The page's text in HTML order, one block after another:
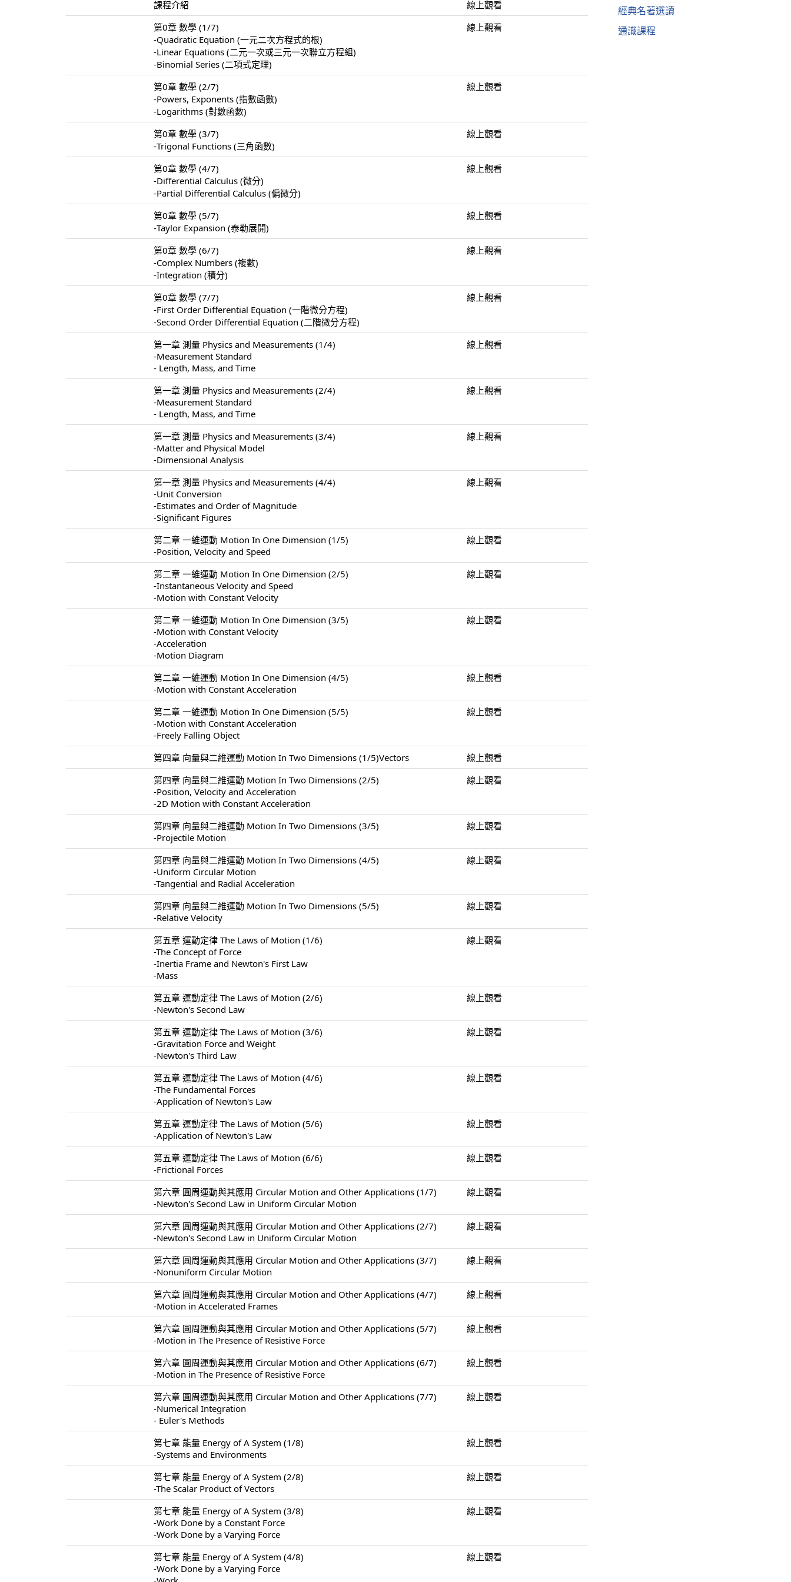
課程介紹
線上觀看
第0章 數學 (1/7)
-Quadratic Equation (一元二次方程式的根)
-Linear Equations (二元一次或三元一次聯立方程組)
-Binomial Series (二項式定理)
線上觀看
第0章 數學 (2/7)
-Powers, Exponents (指數函數)
-Logarithms (對數函數)
線上觀看
第0章 數學 (3/7)
-Trigonal Functions (三角函數)
線上觀看
第0章 數學 (4/7)
-Differential Calculus (微分)
-Partial Differential Calculus (偏微分)
線上觀看
第0章 數學 (5/7)
-Taylor Expansion (泰勒展開)
線上觀看
第0章 數學 (6/7)
-Complex Numbers (複數)
-Integration (積分)
線上觀看
第0章 數學 (7/7)
-First Order Differential Equation (一階微分方程)
-Second Order Differential Equation (二階微分方程)
線上觀看
第一章 測量 Physics and Measurements (1/4)
-Measurement Standard
- Length, Mass, and Time
線上觀看
第一章 測量 Physics and Measurements (2/4)
-Measurement Standard
- Length, Mass, and Time
線上觀看
第一章 測量 Physics and Measurements (3/4)
-Matter and Physical Model
-Dimensional Analysis
線上觀看
第一章 測量 Physics and Measurements (4/4)
-Unit Conversion
-Estimates and Order of Magnitude
-Significant Figures
線上觀看
第二章 一維運動 Motion In One Dimension (1/5)
-Position, Velocity and Speed
線上觀看
第二章 一維運動 Motion In One Dimension (2/5)
-Instantaneous Velocity and Speed
-Motion with Constant Velocity
線上觀看
第二章 一維運動 Motion In One Dimension (3/5)
-Motion with Constant Velocity
-Acceleration
-Motion Diagram
線上觀看
第二章 一維運動 Motion In One Dimension (4/5)
-Motion with Constant Acceleration
線上觀看
第二章 一維運動 Motion In One Dimension (5/5)
-Motion with Constant Acceleration
-Freely Falling Object
線上觀看
第四章 向量與二維運動 Motion In Two Dimensions (1/5)Vectors
線上觀看
第四章 向量與二維運動 Motion In Two Dimensions (2/5)
-Position, Velocity and Acceleration
-2D Motion with Constant Acceleration
線上觀看
第四章 向量與二維運動 Motion In Two Dimensions (3/5)
-Projectile Motion
線上觀看
第四章 向量與二維運動 Motion In Two Dimensions (4/5)
-Uniform Circular Motion
-Tangential and Radial Acceleration
線上觀看
第四章 向量與二維運動 Motion In Two Dimensions (5/5)
-Relative Velocity
線上觀看
第五章 運動定律 The Laws of Motion (1/6)
-The Concept of Force
-Inertia Frame and Newton's First Law
-Mass
線上觀看
第五章 運動定律 The Laws of Motion (2/6)
-Newton's Second Law
線上觀看
第五章 運動定律 The Laws of Motion (3/6)
-Gravitation Force and Weight
-Newton's Third Law
線上觀看
第五章 運動定律 The Laws of Motion (4/6)
-The Fundamental Forces
-Application of Newton's Law
線上觀看
第五章 運動定律 The Laws of Motion (5/6)
-Application of Newton's Law
線上觀看
第五章 運動定律 The Laws of Motion (6/6)
-Frictional Forces
線上觀看
第六章 圓周運動與其應用 Circular Motion and Other Applications (1/7)
-Newton's Second Law in Uniform Circular Motion
線上觀看
第六章 圓周運動與其應用 Circular Motion and Other Applications (2/7)
-Newton's Second Law in Uniform Circular Motion
線上觀看
第六章 圓周運動與其應用 Circular Motion and Other Applications (3/7)
-Nonuniform Circular Motion
線上觀看
第六章 圓周運動與其應用 Circular Motion and Other Applications (4/7)
-Motion in Accelerated Frames
線上觀看
第六章 圓周運動與其應用 Circular Motion and Other Applications (5/7)
-Motion in The Presence of Resistive Force
線上觀看
第六章 圓周運動與其應用 Circular Motion and Other Applications (6/7)
-Motion in The Presence of Resistive Force
線上觀看
第六章 圓周運動與其應用 Circular Motion and Other Applications (7/7)
-Numerical Integration
- Euler's Methods
線上觀看
第七章 能量 Energy of A System (1/8)
-Systems and Environments
線上觀看
第七章 能量 Energy of A System (2/8)
-The Scalar Product of Vectors
線上觀看
第七章 能量 Energy of A System (3/8)
-Work Done by a Constant Force
-Work Done by a Varying Force
線上觀看
第七章 能量 Energy of A System (4/8)
-Work Done by a Varying Force
線上觀看
經典名著選讀
通識課程